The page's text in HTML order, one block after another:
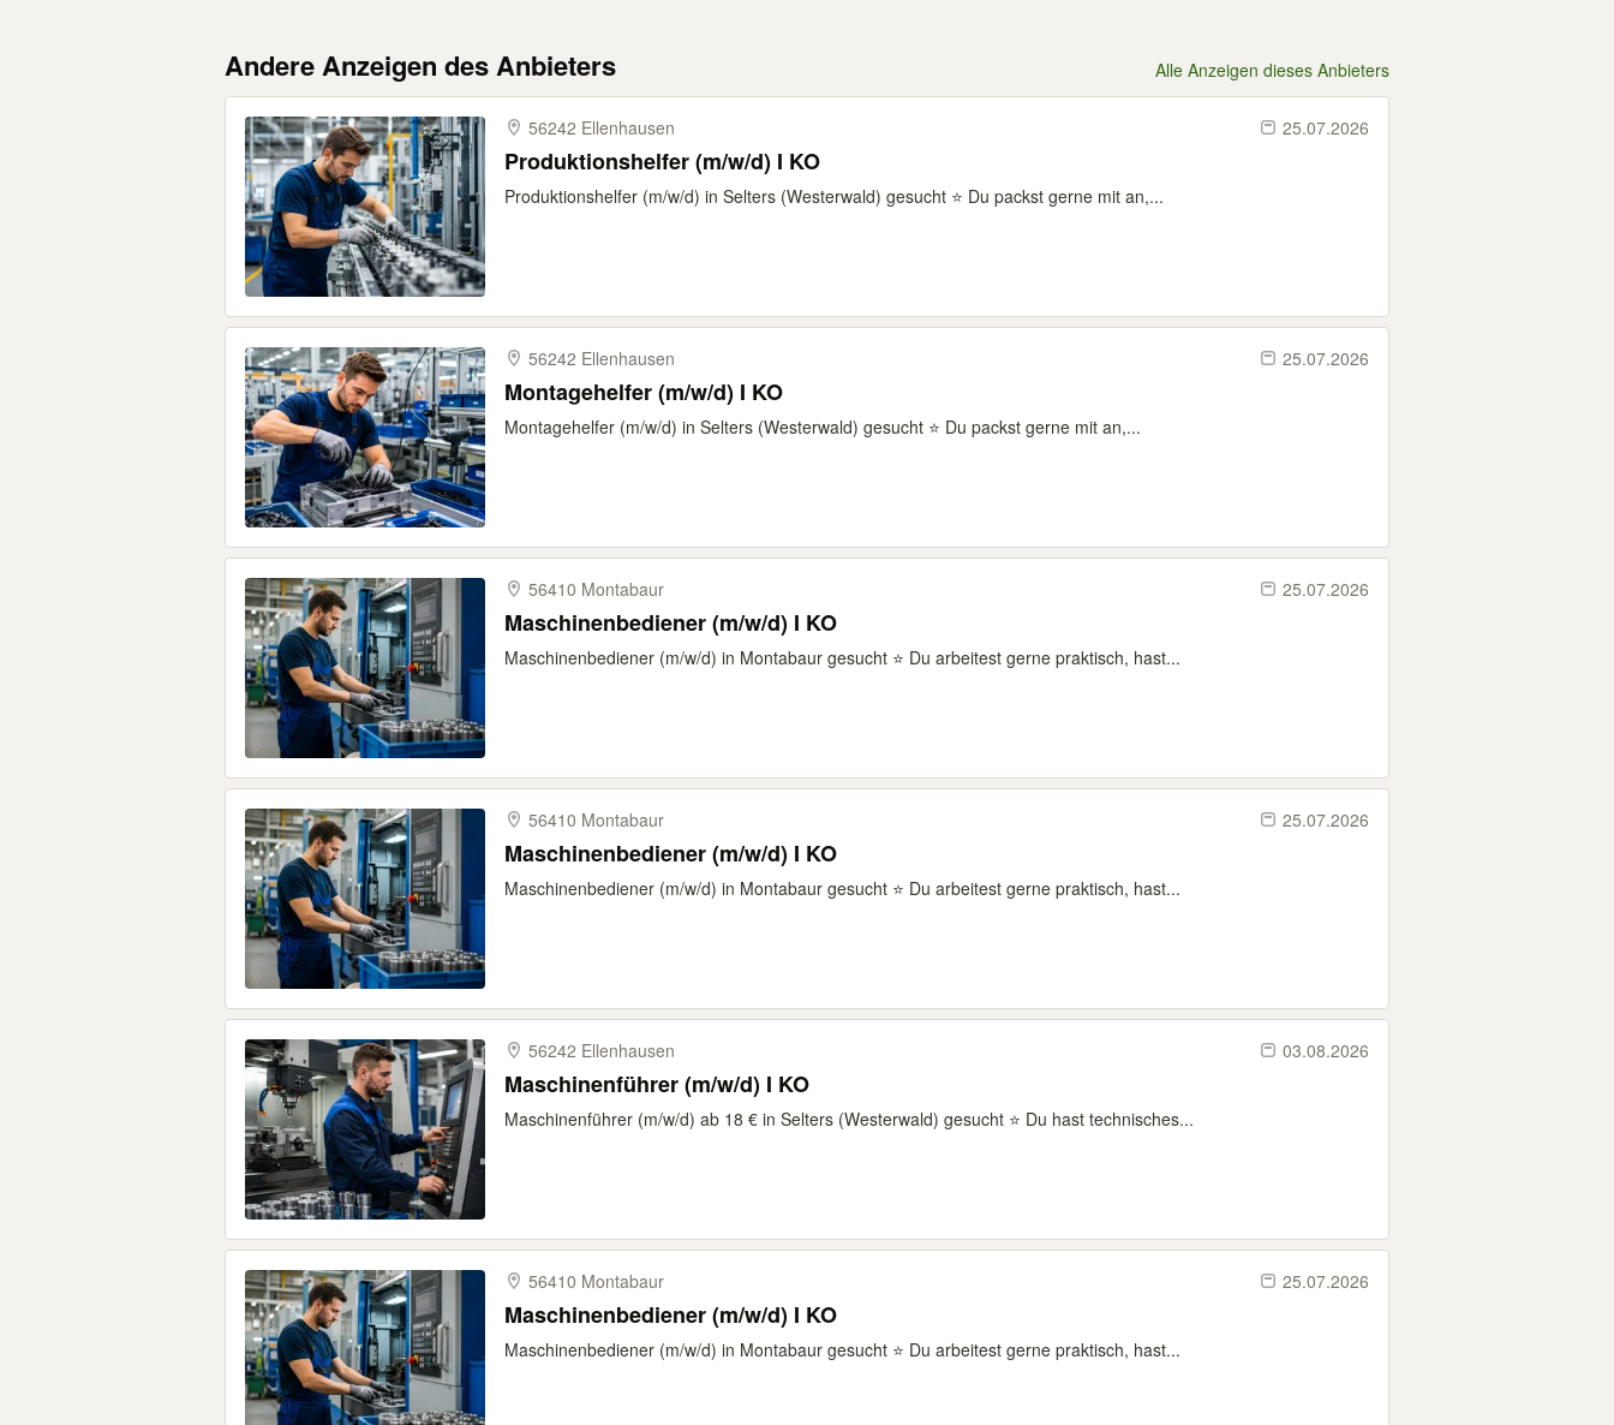
Andere Anzeigen des Anbieters Alle Anzeigen dieses Anbieters
56242 Ellenhausen 25.07.2026
Produktionshelfer (m/w/d) I KO
Produktionshelfer (m/w/d) in Selters (Westerwald) gesucht ⭐ Du packst gerne mit an,...
56242 Ellenhausen 25.07.2026
Montagehelfer (m/w/d) I KO
Montagehelfer (m/w/d) in Selters (Westerwald) gesucht ⭐ Du packst gerne mit an,...
56410 Montabaur 25.07.2026
Maschinenbediener (m/w/d) I KO
Maschinenbediener (m/w/d) in Montabaur gesucht ⭐ Du arbeitest gerne praktisch, hast...
56410 Montabaur 25.07.2026
Maschinenbediener (m/w/d) I KO
Maschinenbediener (m/w/d) in Montabaur gesucht ⭐ Du arbeitest gerne praktisch, hast...
56242 Ellenhausen 03.08.2026
Maschinenführer (m/w/d) I KO
Maschinenführer (m/w/d) ab 18 € in Selters (Westerwald) gesucht ⭐ Du hast technisches...
56410 Montabaur 25.07.2026
Maschinenbediener (m/w/d) I KO
Maschinenbediener (m/w/d) in Montabaur gesucht ⭐ Du arbeitest gerne praktisch, hast...